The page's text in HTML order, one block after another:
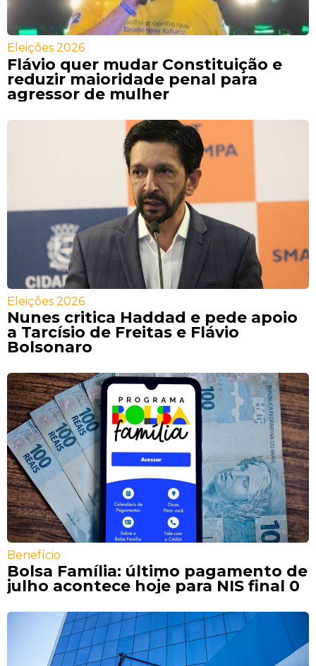
Eleições 2026
Flávio quer mudar Constituição e
reduzir maioridade penal para
agressor de mulher
Eleições 2026
Nunes critica Haddad e pede apoio
a Tarcísio de Freitas e Flávio
Bolsonaro
Benefício
Bolsa Família: último pagamento de
julho acontece hoje para NIS final 0